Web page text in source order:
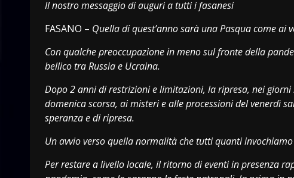
Il nostro messaggio di auguri a tutti i fasanesi
FASANO – Quella di quest’anno sarà una Pasqua come ai
Con qualche preoccupazione in meno sul fronte della
bellico tra Russia e Ucraina.
Dopo 2 anni di restrizioni e limitazioni, la ripresa, nei
domenica scorsa, ai misteri e alle processioni del venerdì
speranza e di ripresa.
Un avvio verso quella normalità che tutti quanti
Per restare a livello locale, il ritorno di eventi in presenza